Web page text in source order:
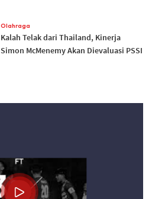
Olahraga
Kalah Telak dari Thailand, Kinerja
Simon McMenemy Akan Dievaluasi PSSI